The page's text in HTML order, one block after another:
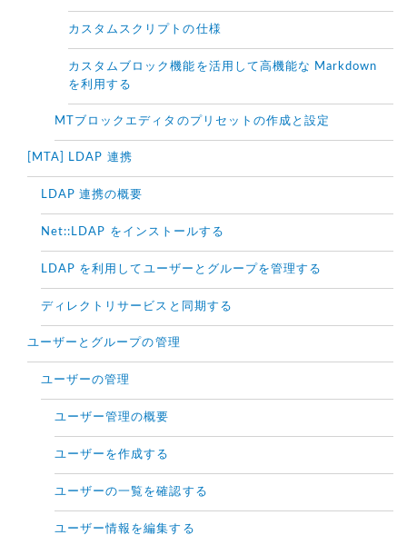
カスタムスクリプトの仕様
カスタムブロック機能を活用して高機能な Markdown
を利用する
MTブロックエディタのプリセットの作成と設定
[MTA] LDAP 連携
LDAP 連携の概要
Net::LDAP をインストールする
LDAP を利用してユーザーとグループを管理する
ディレクトリサービスと同期する
ユーザーとグループの管理
ユーザーの管理
ユーザー管理の概要
ユーザーを作成する
ユーザーの一覧を確認する
ユーザー情報を編集する